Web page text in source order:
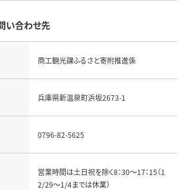
い合わせ先
商工観光課ふるさと寄附推進係
兵庫県新温泉町浜坂2673-1
0796-82-5625
営業時間は土日祝を除く8：30～17：15（1
2/29～1/4までは休業）